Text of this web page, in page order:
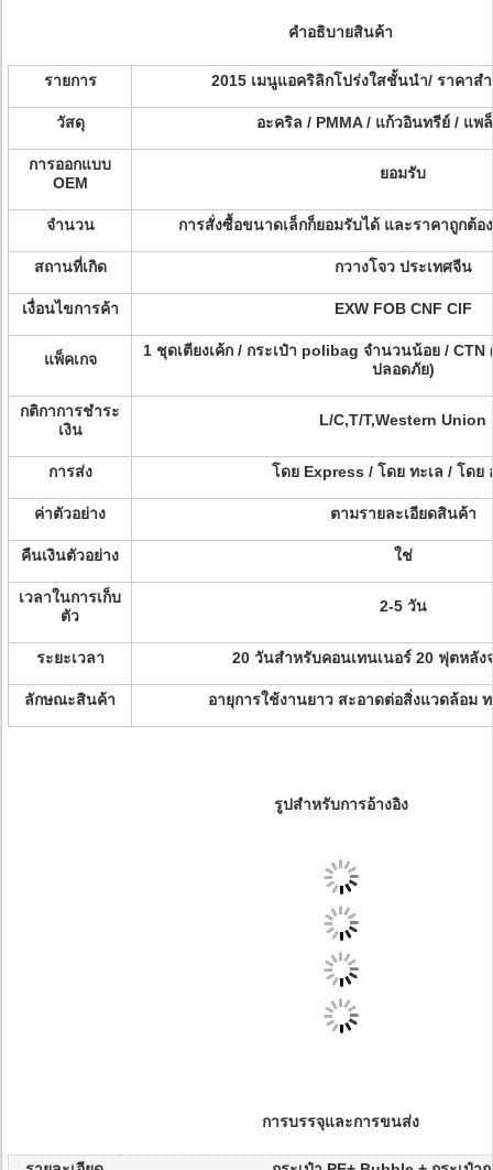
คําอธิบายสินค้า
รายการ 2015 เมนูแอคริลิกโปร่งใสชั้นนํา/ ราคาสํ
วัสดุ อะคริล / PMMA / แก้วอินทรีย์ / แพ
การออกแบบ
OEM
ยอมรับ
จํานวน การสั่งซื้อขนาดเล็กก็ยอมรับได้ และราคาถูกต้
สถานที่เกิด กวางโจว ประเทศจีน
เงื่อนไขการค้า EXW FOB CNF CIF
แพ็คเกจ
1 ชุดเตียงเค้ก / กระเป๋า polibag จํานวนน้อย /
ปลอดภัย)
กติกาการชําระ
เงิน
L/C,T/T,Western Union
การส่ง โดย Express / โดย ทะเล / โดย
ค่าตัวอย่าง ตามรายละเอียดสินค้า
คืนเงินตัวอย่าง ใช่
เวลาในการเก็บ
ตัว
2-5 วัน
ระยะเวลา 20 วันสําหรับคอนเทนเนอร์ 20 ฟุตหลัง
ลักษณะสินค้า อายุการใช้งานยาว สะอาดต่อสิ่งแวดล้อม
รูปสําหรับการอ้างอิง
การบรรจุและการขนส่ง